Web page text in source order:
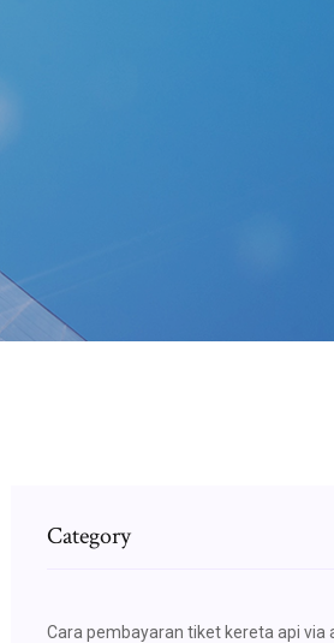
Category
Cara pembayaran tiket kereta api via